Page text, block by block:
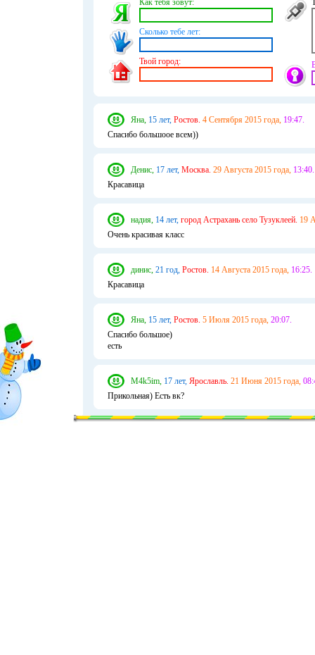
Как тебя зовут:
Сколько тебе лет:
Твой город:
Яна, 15 лет, Ростов. 4 Сентября 2015 года, 19:47.
Спасибо большоое всем))
Денис, 17 лет, Москва. 29 Августа 2015 года, 13:40.
Красавица
надия, 14 лет, город Астрахань село Тузуклеей. 19
Очень красивая класс
динис, 21 год, Ростов. 14 Августа 2015 года, 16:25.
Красавица
Яна, 15 лет, Ростов. 5 Июля 2015 года, 20:07.
Спасибо большое)
есть
M4k5im, 17 лет, Ярославль. 21 Июня 2015 года,
Прикольная) Есть вк?